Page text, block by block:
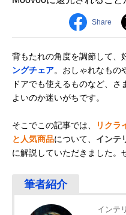
Share
背もたれの角度を調節して、
ングチェア。おしゃれなもの
ドアでも使えるものなど、
よいのか迷いがちです。
そこでこの記事では、
リクラ
と人気商品について、 インテ
に解説していただきました。
インテ